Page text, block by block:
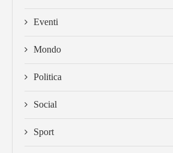
Eventi
Mondo
Politica
Social
Sport